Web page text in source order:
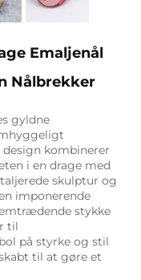
Emaljenål
Nålbrekker
gyldne
kombinerer
i en drage med
skulptur og
imponerende
stykke
til
på styrke og stil
til at gøre et